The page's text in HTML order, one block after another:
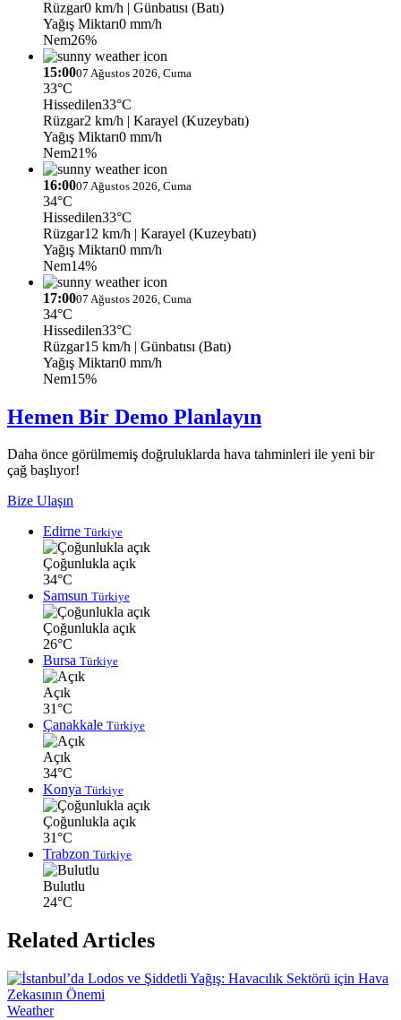
Rüzgar0 km/h | Günbatısı (Batı)
Yağış Miktarı0 mm/h
Nem26%
15:0007 Ağustos 2026, Cuma
33°C
Hissedilen33°C
Rüzgar2 km/h | Karayel (Kuzeybatı)
Yağış Miktarı0 mm/h
Nem21%
16:0007 Ağustos 2026, Cuma
34°C
Hissedilen33°C
Rüzgar12 km/h | Karayel (Kuzeybatı)
Yağış Miktarı0 mm/h
Nem14%
17:0007 Ağustos 2026, Cuma
34°C
Hissedilen33°C
Rüzgar15 km/h | Günbatısı (Batı)
Yağış Miktarı0 mm/h
Nem15%
Hemen Bir Demo Planlayın
Daha önce görülmemiş doğruluklarda hava tahminleri ile yeni bir
çağ başlıyor!
Bize Ulaşın
Edirne Türkiye
Çoğunlukla açık
34°C
Samsun Türkiye
Çoğunlukla açık
26°C
Bursa Türkiye
Açık
31°C
Çanakkale Türkiye
Açık
34°C
Konya Türkiye
Çoğunlukla açık
31°C
Trabzon Türkiye
Bulutlu
24°C
Related Articles
Weather